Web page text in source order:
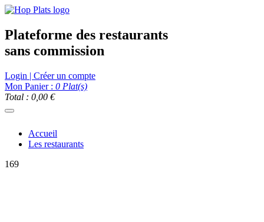
Plateforme des restaurants
sans commission
Login | Créer un compte
Mon Panier : 0 Plat(s)
Total : 0,00 €
Accueil
Les restaurants
169